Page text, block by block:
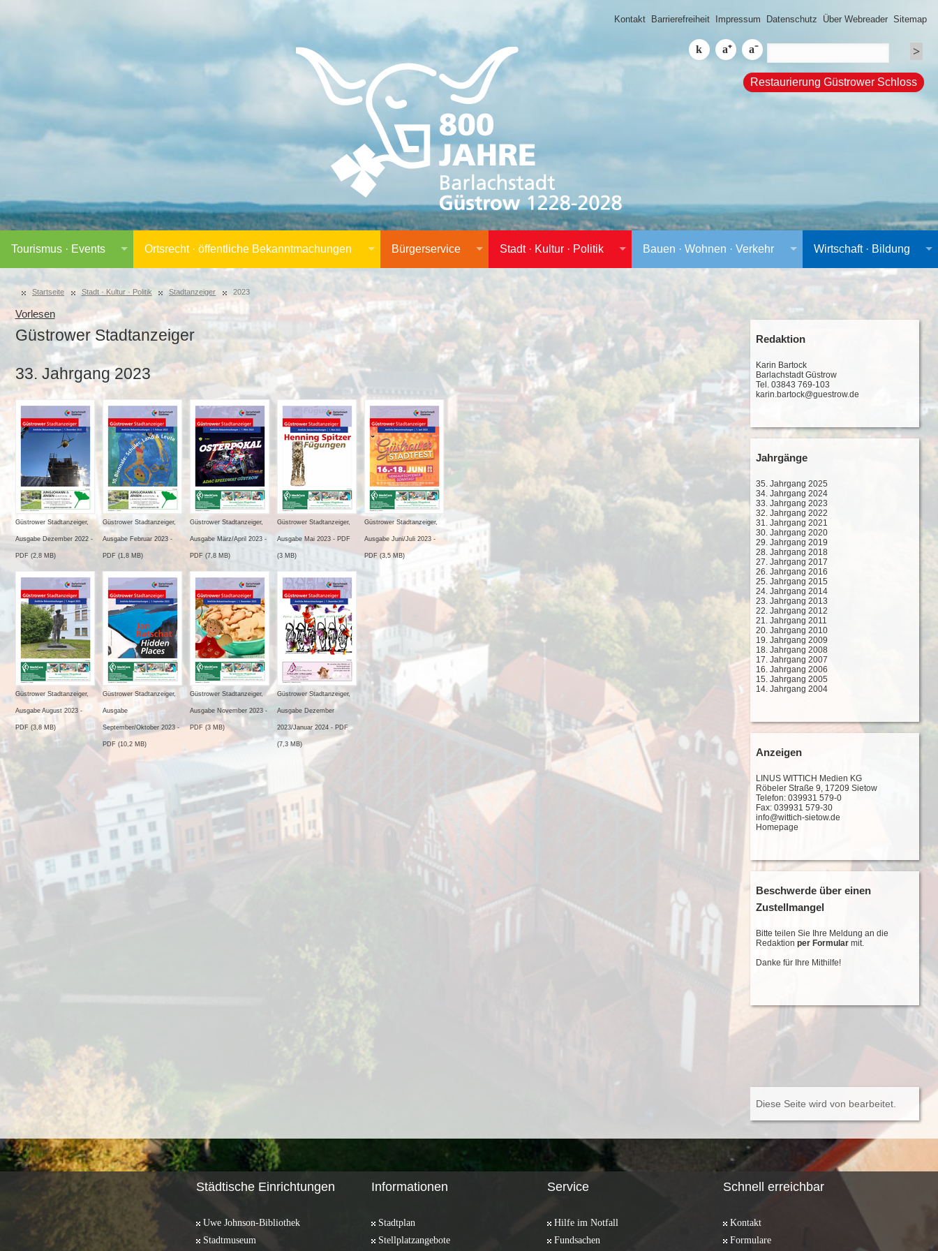
Kontakt Barrierefreiheit Impressum Datenschutz Über Webreader Sitemap
Restaurierung Güstrower Schloss
Tourismus · Events Ortsrecht · öffentliche Bekanntmachungen Bürgerservice Stadt · Kultur · Politik Bauen · Wohnen · Verkehr Wirtschaft · Bildung
Startseite Stadt · Kultur · Politik Stadtanzeiger 2023
Vorlesen
Güstrower Stadtanzeiger
33. Jahrgang 2023
Güstrower Stadtanzeiger,
Ausgabe Dezember 2022 -
PDF (2,8 MB)
Güstrower Stadtanzeiger,
Ausgabe Februar 2023 -
PDF (1,8 MB)
Güstrower Stadtanzeiger,
Ausgabe März/April 2023 -
PDF (7,8 MB)
Güstrower Stadtanzeiger,
Ausgabe Mai 2023 - PDF
(3 MB)
Güstrower Stadtanzeiger,
Ausgabe Juni/Juli 2023 -
PDF (3,5 MB)
Güstrower Stadtanzeiger,
Ausgabe August 2023 -
PDF (3,8 MB)
Güstrower Stadtanzeiger,
Ausgabe
September/Oktober 2023 -
PDF (10,2 MB)
Güstrower Stadtanzeiger,
Ausgabe November 2023 -
PDF (3 MB)
Güstrower Stadtanzeiger,
Ausgabe Dezember
2023/Januar 2024 - PDF
(7,3 MB)
Redaktion
Karin Bartock
Barlachstadt Güstrow
Tel. 03843 769-103
karin.bartock@guestrow.de
Jahrgänge
35. Jahrgang 2025
34. Jahrgang 2024
33. Jahrgang 2023
32. Jahrgang 2022
31. Jahrgang 2021
30. Jahrgang 2020
29. Jahrgang 2019
28. Jahrgang 2018
27. Jahrgang 2017
26. Jahrgang 2016
25. Jahrgang 2015
24. Jahrgang 2014
23. Jahrgang 2013
22. Jahrgang 2012
21. Jahrgang 2011
20. Jahrgang 2010
19. Jahrgang 2009
18. Jahrgang 2008
17. Jahrgang 2007
16. Jahrgang 2006
15. Jahrgang 2005
14. Jahrgang 2004
Anzeigen
LINUS WITTICH Medien KG
Röbeler Straße 9, 17209 Sietow
Telefon: 039931 579-0
Fax: 039931 579-30
info@wittich-sietow.de
Homepage
Beschwerde über einen
Zustellmangel
Bitte teilen Sie Ihre Meldung an die
Redaktionper Formular mit.
Danke für Ihre Mithilfe!
Diese Seite wird von bearbeitet.
Städtische Einrichtungen
Uwe Johnson-Bibliothek
Stadtmuseum
Informationen
Stadtplan
Stellplatzangebote
Service
Hilfe im Notfall
Fundsachen
Schnell erreichbar
Kontakt
Formulare